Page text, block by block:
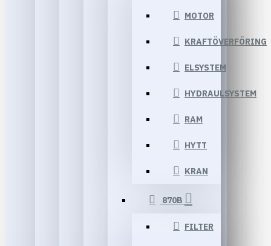
MOTOR
KRAFTÖVERFÖRING
ELSYSTEM
HYDRAULSYSTEM
RAM
HYTT
KRAN
870B
FILTER